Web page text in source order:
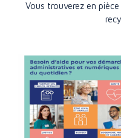
Vous trouverez en